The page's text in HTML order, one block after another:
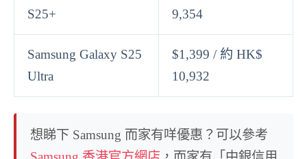
S25+
9,354
Samsung Galaxy S25
Ultra
$1,399 / 約 HK$
10,932
想睇下 Samsung 而家有咩優惠？可以參考